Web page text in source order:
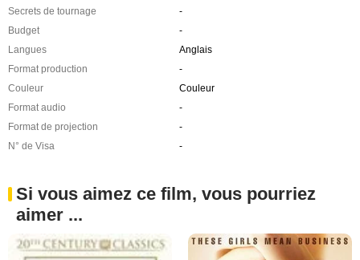
Secrets de tournage
-
Budget
-
Langues
Anglais
Format production
-
Couleur
Couleur
Format audio
-
Format de projection
-
N° de Visa
-
Si vous aimez ce film, vous pourriez
aimer ...